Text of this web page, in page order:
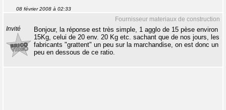
08 février 2008 à 02:33
Fournisseur materiaux de construction
Invité
Bonjour, la réponse est très simple, 1 agglo de 15 pèse environ
15Kg, celui de 20 env. 20 Kg etc. sachant que de nos jours, les
fabricants "grattent" un peu sur la marchandise, on est donc un
peu en dessous de ce ratio.